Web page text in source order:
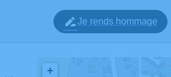
Je rends hommage
+